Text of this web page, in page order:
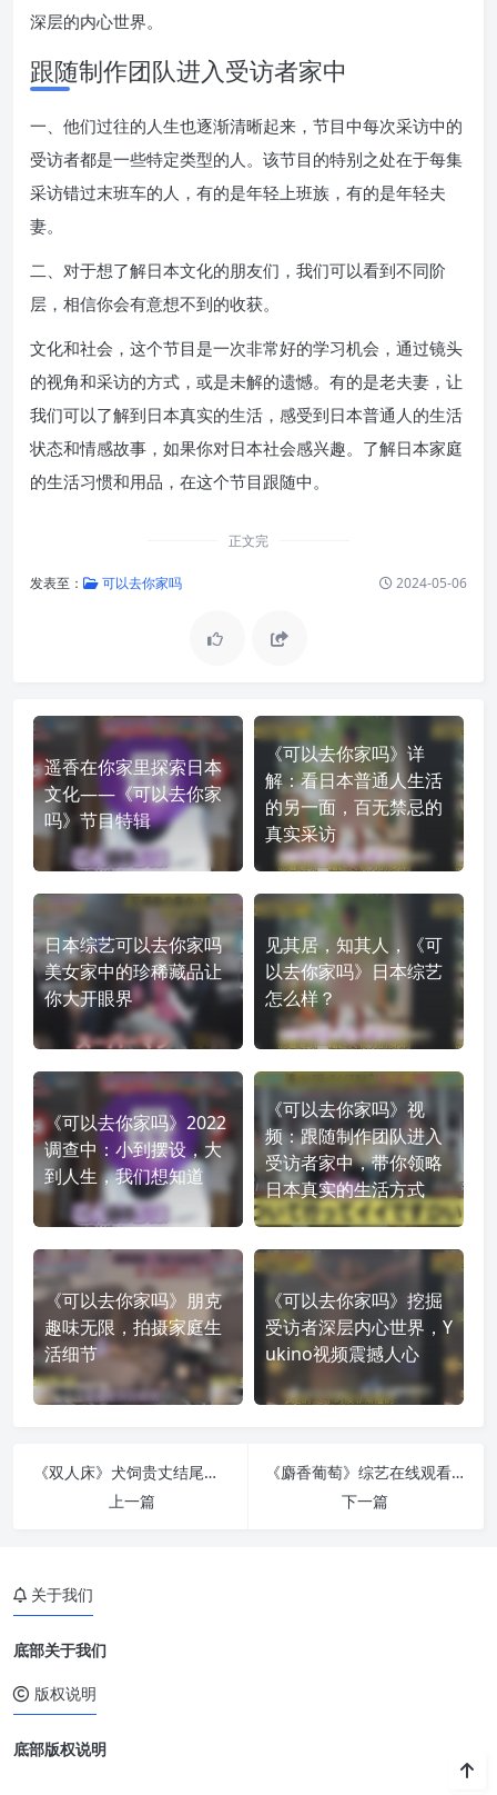
深层的内心世界。
跟随制作团队进入受访者家中
一、他们过往的人生也逐渐清晰起来，节目中每次采访中的
受访者都是一些特定类型的人。该节目的特别之处在于每集
采访错过末班车的人，有的是年轻上班族，有的是年轻夫
妻。
二、对于想了解日本文化的朋友们，我们可以看到不同阶
层，相信你会有意想不到的收获。
文化和社会，这个节目是一次非常好的学习机会，通过镜头
的视角和采访的方式，或是未解的遗憾。有的是老夫妻，让
我们可以了解到日本真实的生活，感受到日本普通人的生活
状态和情感故事，如果你对日本社会感兴趣。了解日本家庭
的生活习惯和用品，在这个节目跟随中。
正文完
发表至： 可以去你家吗 2024-05-06
遥香在你家里探索日本
文化——《可以去你家
吗》节目特辑
《可以去你家吗》详
解：看日本普通人生活
的另一面，百无禁忌的
真实采访
日本综艺可以去你家吗
美女家中的珍稀藏品让
你大开眼界
见其居，知其人，《可
以去你家吗》日本综艺
怎么样？
《可以去你家吗》2022
调查中：小到摆设，大
到人生，我们想知道
《可以去你家吗》视
频：跟随制作团队进入
受访者家中，带你领略
日本真实的生活方式
《可以去你家吗》朋克
趣味无限，拍摄家庭生
活细节
《可以去你家吗》挖掘
受访者深层内心世界，Y
ukino视频震撼人心
《双人床》犬饲贵丈结尾，揭开真实恋爱故事
上一篇
《麝香葡萄》综艺在线观看，带你亲身体验惠比寿麝香葡萄的「胡闹精神」
下一篇
关于我们
底部关于我们
版权说明
底部版权说明